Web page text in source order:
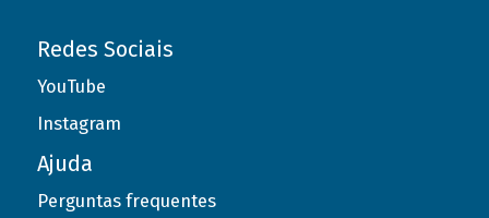
Redes Sociais
YouTube
Instagram
Ajuda
Perguntas frequentes